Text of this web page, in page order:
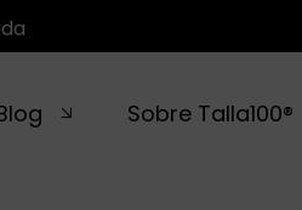
Sobre Talla100®